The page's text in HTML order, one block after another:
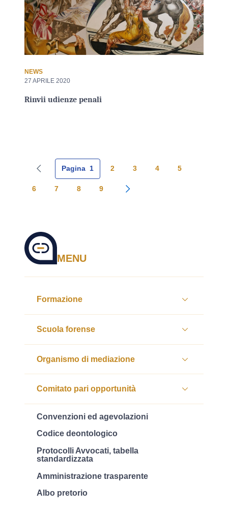
NEWS
27 APRILE 2020
Rinvii udienze penali
Pagina precedente
Pagina 1 2 3 4 5
6 7 8 9
Pagina successiva
MENU
Formazione
Scuola forense
Organismo di mediazione
Comitato pari opportunità
Convenzioni ed agevolazioni
Codice deontologico
Protocolli Avvocati, tabella
standardizzata
Amministrazione trasparente
Albo pretorio